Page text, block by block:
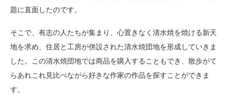
題に直面したのです。
そこで、有志の人たちが集まり、心置きなく清水焼を焼ける新天
地を求め、住居と工房が併設された清水焼団地を形成していきま
した。この清水焼団地では商品を購入することもでき、散歩がて
らあれこれ見比べながら好きな作家の作品を探すことができま
す。